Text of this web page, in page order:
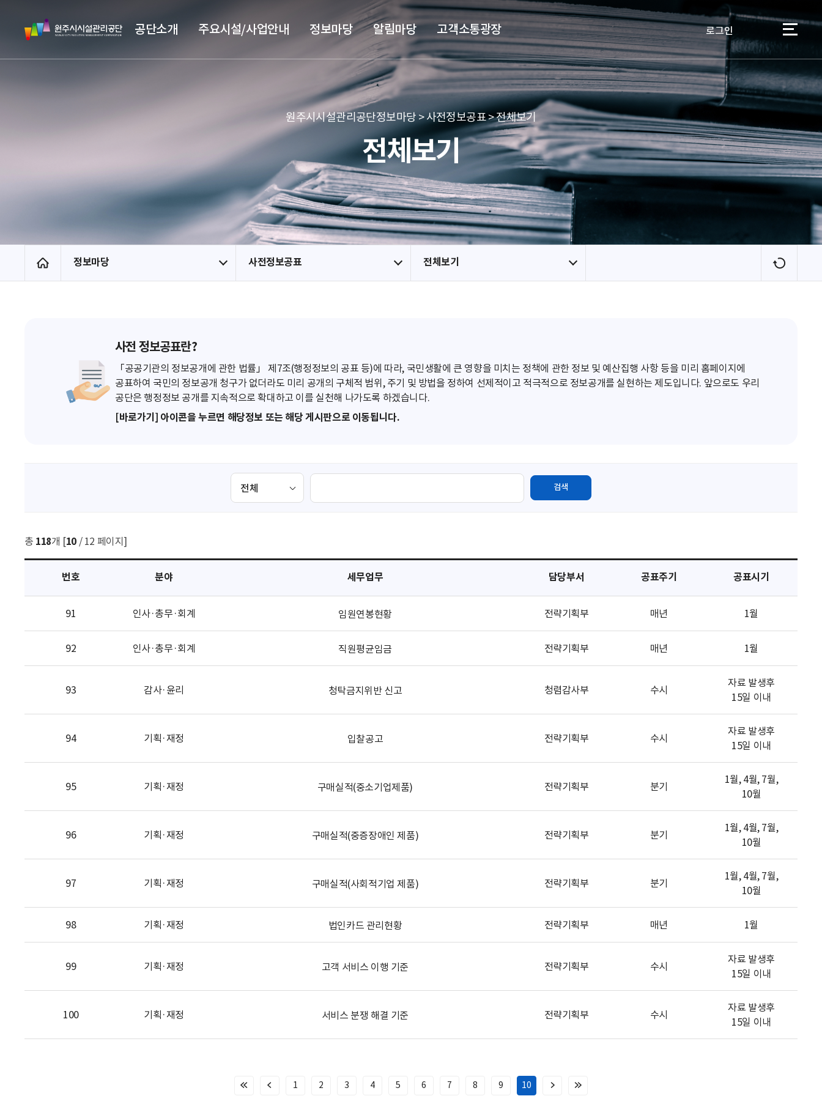
본문 바로가기
메뉴 바로가기
원
주
시
관
단
공단소개 주요시설/사업안내 정보마당 알림마당 고객소통광장 로그인 이용자
원주시시설관리공단정보마당 > 사전정보공표 > 전체보기
전체보기
홈 정보마당 사전정보공표 전체보기
새
로
사전 정보공표란?
「공공기관의 정보공개에 관한 법률」 제7조(행정정보의 공표 등)에 따라, 국민생활에 큰 영향을 미치는 정책에 관한 정보 및 예산집행 사항 등을 미리 홈페이지에
공표하여 국민의 정보공개 청구가 없더라도 미리 공개의 구체적 범위, 주기 및 방법을 정하여 선제적이고 적극적으로 정보공개를 실현하는 제도입니다. 앞으로도 우리
공단은 행정정보 공개를 지속적으로 확대하고 이를 실천해 나가도록 하겠습니다.
[바로가기] 아이콘을 누르면 해당정보 또는 해당 게시판으로 이동됩니다.
검
검색
총 118개 [10 / 12 페이지]
번호 분야 세무업무 담당부서 공표주기 공표시기
91 인사·총무·회계 임원연봉현황 전략기획부 매년 1월
92 인사·총무·회계 직원평균임금 전략기획부 매년 1월
93 감사·윤리 청탁금지위반 신고 청렴감사부 수시
자료 발생후
15일 이내
94 기획·재정 입찰공고 전략기획부 수시
자료 발생후
15일 이내
95 기획·재정 구매실적(중소기업제품) 전략기획부 분기
1월, 4월, 7월,
10월
96 기획·재정 구매실적(중증장애인 제품) 전략기획부 분기
1월, 4월, 7월,
10월
97 기획·재정 구매실적(사회적기업 제품) 전략기획부 분기
1월, 4월, 7월,
10월
98 기획·재정 법인카드 관리현황 전략기획부 매년 1월
99 기획·재정 고객 서비스 이행 기준 전략기획부 수시
자료 발생후
15일 이내
100 기획·재정 서비스 분쟁 해결 기준 전략기획부 수시
자료 발생후
15일 이내
처
이
1 2 3 4 5 6 7 8 9 10
다
마